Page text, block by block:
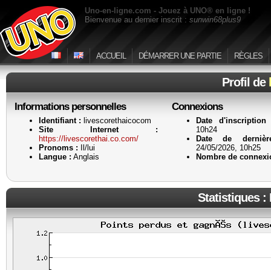
Uno-en-ligne.com - Jouez à UNO® en ligne !
Bienvenue au dernier inscrit : sunwin68plus9
ACCUEIL DÉMARRER UNE PARTIE RÈGLES
Profil de
Informations personnelles
Identifiant : livescorethaicocom
Site Internet :
https://livescorethai.co.com/
Pronoms : Il/lui
Langue : Anglais
Connexions
Date
10h24
Date de
24/05/2026, 10h25
Nombre de
Statistiques :